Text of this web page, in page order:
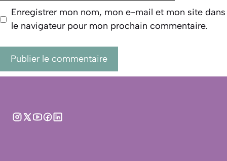
Enregistrer mon nom, mon e-mail et mon site dans
le navigateur pour mon prochain commentaire.